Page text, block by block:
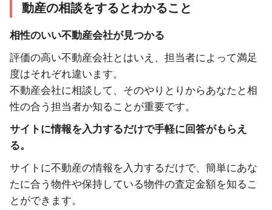
動産の相談をするとわかること
相性のいい不動産会社が見つかる
評価の高い不動産会社とはいえ、担当者によって満足
度はそれぞれ違います。
不動産会社に相談して、そのやりとりからあなたと相
性の合う担当者か知ることが重要です。
サイトに情報を入力するだけで手軽に回答がもらえ
る。
サイトに不動産の情報を入力するだけで、簡単にあな
たに合う物件や保持している物件の査定金額を知るこ
とができます。